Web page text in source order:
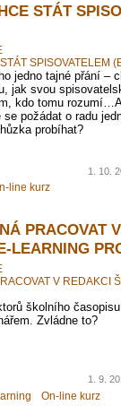
STÁT
SPISOVATELEM
jedno tajné přání –
jak svou
kdo tomu
se požádat o radu
probíhat?
1. 10.
line kurz
PRACOVAT
LEARNING
V REDAKCI
školního
Zvládne to?
1. 9.
On-line kurz